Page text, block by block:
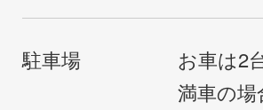
駐車場
お車は2
満車の